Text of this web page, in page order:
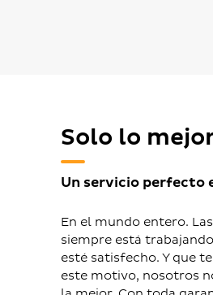
Solo lo
Un servicio perfecto
En el mundo entero.
siempre está
esté satisfecho. Y que
este motivo, nosotros